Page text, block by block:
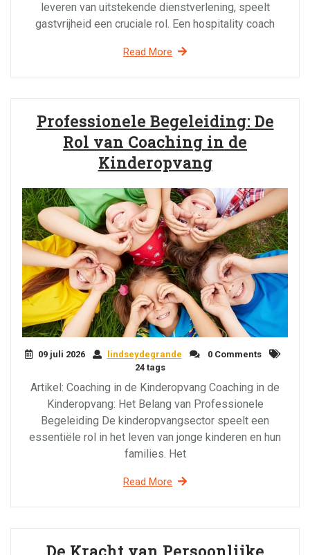
leveren van uitstekende dienstverlening, speelt
gastvrijheid een cruciale rol. Een hospitality coach
Read More
Professionele Begeleiding: De
Rol van Coaching in de
Kinderopvang
09 juli 2026 lindseydegrande
0 Comments
24 tags
Artikel: Coaching in de Kinderopvang Coaching in de
Kinderopvang: Het Belang van Professionele
Begeleiding De kinderopvangsector speelt een
essentiële rol in het leven van jonge kinderen en hun
families. Het
Read More